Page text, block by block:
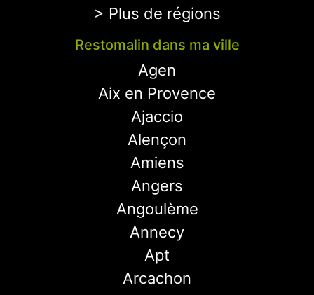
> Plus de régions
Restomalin dans ma ville
Agen
Aix en Provence
Ajaccio
Alençon
Amiens
Angers
Angoulème
Annecy
Apt
Arcachon